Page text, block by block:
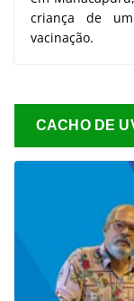
criança de
vacinação.
CACHO DE